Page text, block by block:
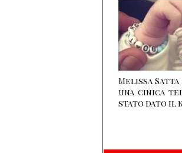
Melissa
una cinica
stato dato il